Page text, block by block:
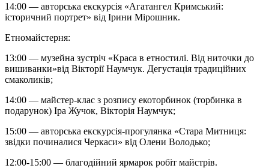
14:00 — авторська екскурсія «Агатангел Кримський:
історичний портрет» від Ірини Мірошник.
Етномайстерня:
13:00 — музейна зустріч «Краса в етностилі. Від ниточки до
вишиванки»від Вікторії Наумчук. Дегустація традиційних
смаколиків;
14:00 — майстер-клас з розпису екоторбинок (торбинка в
подарунок) Іра Жучок, Вікторія Наумчук;
15:00 — авторська екскурсія-прогулянка «Стара Митниця:
звідки починалися Черкаси» від Олени Володько;
12:00-15:00 — благодійний ярмарок робіт майстрів.